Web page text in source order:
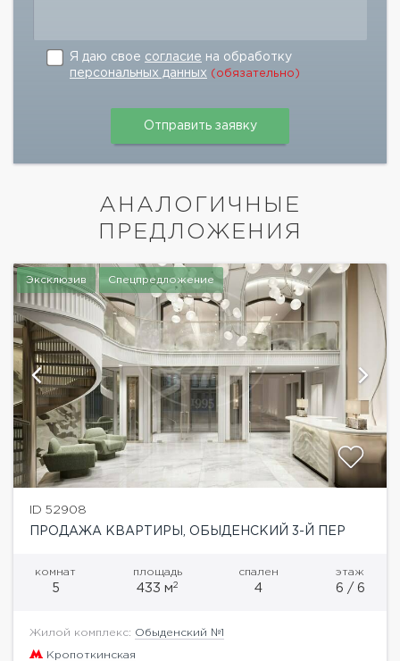
Я даю свое согласие на обработку
персональных данных (обязательно)
АНАЛОГИЧНЫЕ
ПРЕДЛОЖЕНИЯ
Эксклюзив Спецпредложение
ID 52908
ПРОДАЖА КВАРТИРЫ, ОБЫДЕНСКИЙ 3-Й ПЕР
комнат
5
площадь
433 м2
спален
4
этаж
6 / 6
Жилой комплекс: Обыденский №1
Кропоткинская